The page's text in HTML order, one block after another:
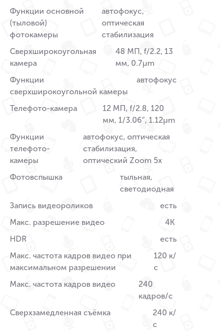
Функции основной
(тыловой)
фотокамеры
автофокус,
оптическая
стабилизация
Сверхширокоугольная
камера
48 МП, f/2.2, 13
мм, 0.7µm
Функции
сверхширокоугольной камеры
автофокус
Телефото-камера
12 МП, f/2.8, 120
мм, 1/3.06″, 1.12µm
Функции
телефото-
камеры
автофокус, оптическая
стабилизация,
оптический Zoom 5x
Фотовспышка
тыльная,
светодиодная
Запись видеороликов
есть
Макс. разрешение видео
4K
HDR
есть
Макс. частота кадров видео при
максимальном разрешении
120 к/
с
Макс. частота кадров видео
240
кадров/с
Сверхзамедленная съёмка
240 к/
с